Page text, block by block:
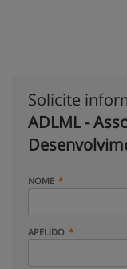
Solicite
ADLML -
NOME
APELIDO